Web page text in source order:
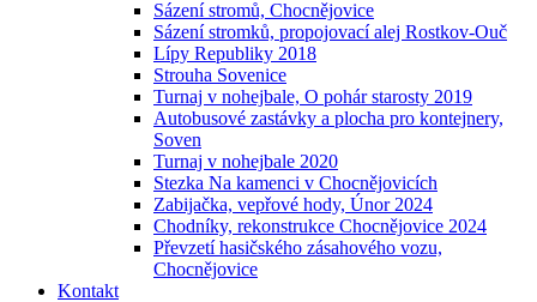
Sázení stromů, Chocnějovice
Sázení stromků, propojovací alej Rostkov-Ouč
Lípy Republiky 2018
Strouha Sovenice
Turnaj v nohejbale, O pohár starosty 2019
Autobusové zastávky a plocha pro kontejnery,
Soven
Turnaj v nohejbale 2020
Stezka Na kamenci v Chocnějovicích
Zabijačka, vepřové hody, Únor 2024
Chodníky, rekonstrukce Chocnějovice 2024
Převzetí hasičského zásahového vozu,
Chocnějovice
Kontakt